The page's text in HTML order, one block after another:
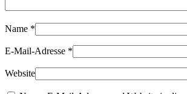
Name *
E-Mail-Adresse *
Website